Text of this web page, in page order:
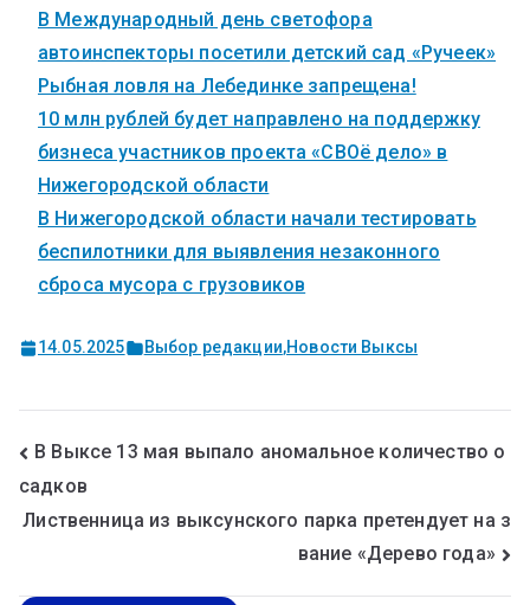
В Международный день светофора
автоинспекторы посетили детский сад «Ручеек»
Рыбная ловля на Лебединке запрещена!
10 млн рублей будет направлено на поддержку
бизнеса участников проекта «СВОё дело» в
Нижегородской области
В Нижегородской области начали тестировать
беспилотники для выявления незаконного
сброса мусора с грузовиков
14.05.2025 Выбор редакции,Новости Выксы
В Выксе 13 мая выпало аномальное количество о
садков
Лиственница из выксунского парка претендует на з
вание «Дерево года»